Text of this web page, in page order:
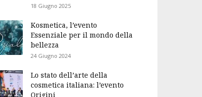
18 Giugno 2025
Kosmetica, l’evento
Essenziale per il mondo della
bellezza
24 Giugno 2024
Lo stato dell’arte della
cosmetica italiana: l’evento
Origini